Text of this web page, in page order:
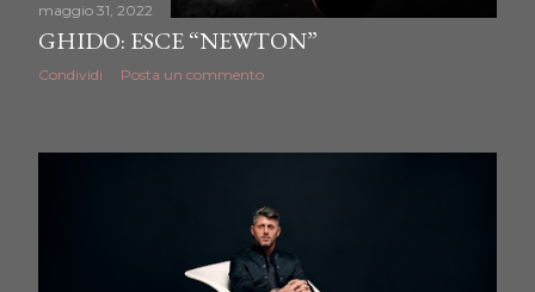
maggio 31, 2022
GHIDO: ESCE “NEWTON”
Condividi Posta un commento